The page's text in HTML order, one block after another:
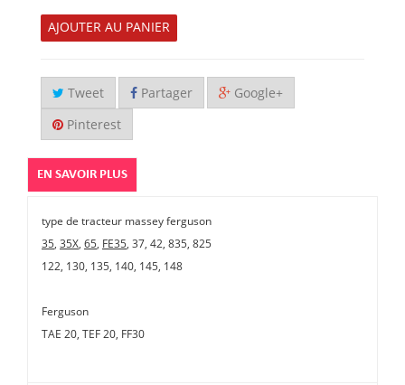
AJOUTER AU PANIER
Tweet Partager Google+
Pinterest
EN SAVOIR PLUS
type de tracteur massey ferguson
35, 35X, 65, FE35, 37, 42, 835, 825
122, 130, 135, 140, 145, 148
Ferguson
TAE 20, TEF 20, FF30